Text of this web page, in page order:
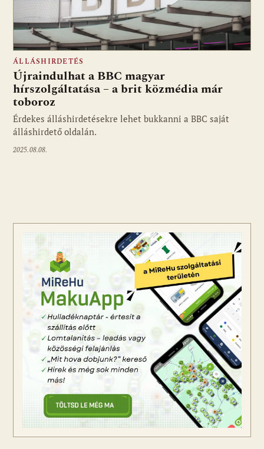
ÁLLÁSHIRDETÉS
Újraindulhat a BBC magyar
hírszolgáltatása – a brit közmédia már
toboroz
Érdekes álláshirdetésekre lehet bukkanni a BBC saját
álláshirdető oldalán.
2025.08.08.